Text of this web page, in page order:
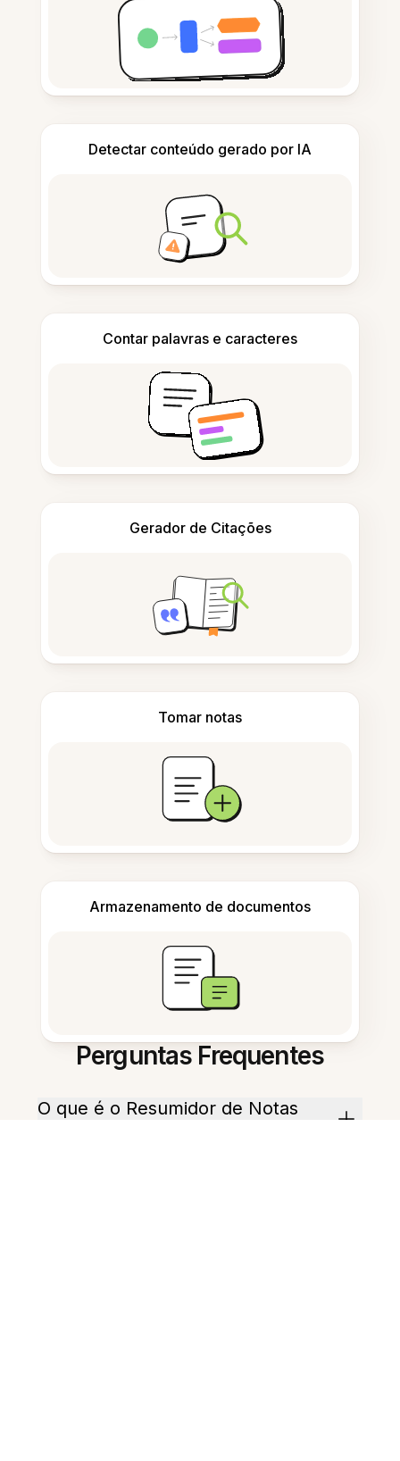
Detectar conteúdo gerado por IA
Contar palavras e caracteres
Gerador de Citações
Tomar notas
Armazenamento de documentos
Perguntas Frequentes
O que é o Resumidor de Notas